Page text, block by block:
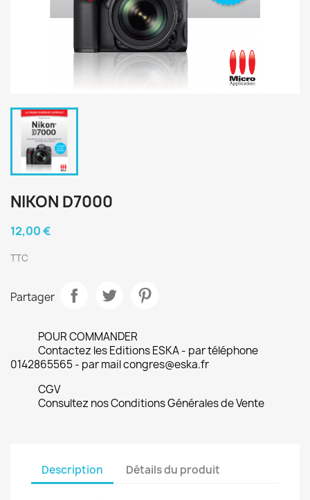
NIKON D7000
12,00 €
TTC
Partager
POUR COMMANDER
Contactez les Editions ESKA - par téléphone
0142865565 - par mail congres@eska.fr
CGV
Consultez nos Conditions Générales de Vente
Description Détails du produit